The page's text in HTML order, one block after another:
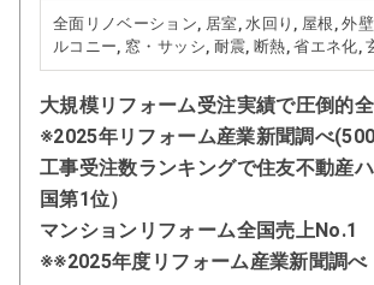
全面リノベーション, 居室, 水回り, 屋根, 外
ルコニー, 窓・サッシ, 耐震, 断熱, 省エネ化,
大規模リフォーム受注実績で圧倒的
※2025年リフォーム産業新聞調べ
工事受注数ランキングで住友不動産
国第1位）
マンションリフォーム全国売上No.1
※※2025年度リフォーム産業新聞調べ